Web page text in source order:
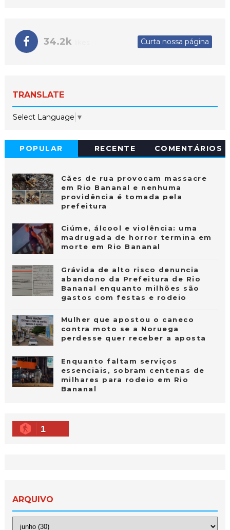
34.2k Curta nossa página
TRANSLATE
Select Language ▼
POPULAR RECENTE COMENTÁRIOS
Cães de rua provocam massacre
em Rio Bananal e nenhuma
providência é tomada pela
prefeitura
Ciúme, álcool e violência: uma
madrugada de horror termina em
morte em Rio Bananal
Grávida de alto risco denuncia
abandono da Prefeitura de Rio
Bananal enquanto milhões são
gastos com festas e rodeio
Mulher que apostou o caneco
contra moto se a Noruega
perdesse quer receber a aposta
Enquanto faltam serviços
essenciais, sobram centenas de
milhares para rodeio em Rio
Bananal
1
ARQUIVO